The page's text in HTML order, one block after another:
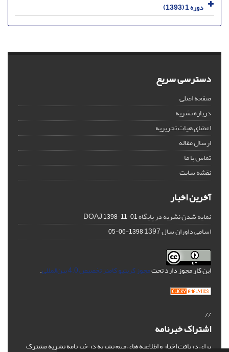
دوره 1 (1393)
دسترسی سریع
صفحه اصلی
درباره نشریه
اعضای هیات تحریریه
ارسال مقاله
تماس با ما
نقشه سایت
آخرین اخبار
نمایه شدن نشریه در پایگاه DOAJ1398-11-01
اسامی داوران سال 1397 1398-06-05
این کار مجوز دارد تحتمجوز کریتیو کامنز تخصیص 4.0 بین‌المللی .
//
اشتراک خبرنامه
برای دریافت اخبار و اطلاعیه های مهم نشریه در خبرنامه نشریه مشترک